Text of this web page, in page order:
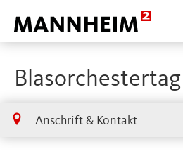
Blasorchestertag
Anschrift & Kontakt